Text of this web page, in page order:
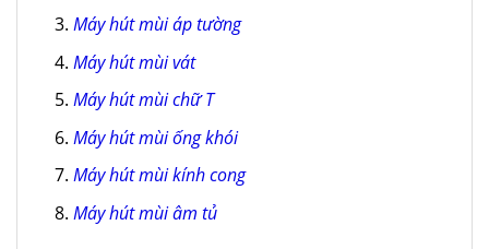
Máy hút mùi áp tường
Máy hút mùi vát
Máy hút mùi chữ T
Máy hút mùi ống khói
Máy hút mùi kính cong
Máy hút mùi âm tủ